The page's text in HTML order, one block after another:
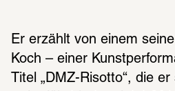
Er erzählt von einem
Koch – einer
Titel „DMZ-Risotto“, die